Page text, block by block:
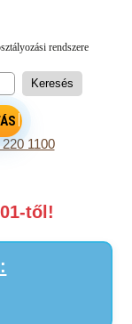
1100
től!